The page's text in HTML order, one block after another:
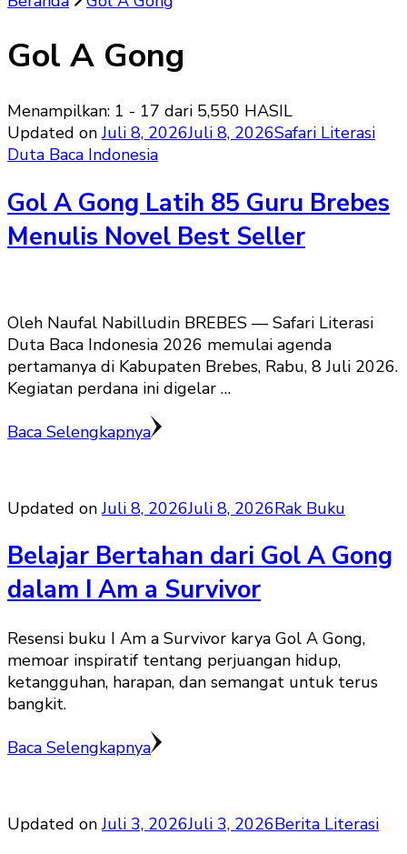
Gol A Gong
Menampilkan: 1 - 17 dari 5,550 HASIL
Updated onJuli 8, 2026Juli 8, 2026Safari Literasi
Duta Baca Indonesia
Gol A Gong Latih 85 Guru Brebes
Menulis Novel Best Seller
Oleh Naufal Nabilludin BREBES — Safari Literasi
Duta Baca Indonesia 2026 memulai agenda
pertamanya di Kabupaten Brebes, Rabu, 8 Juli 2026.
Kegiatan perdana ini digelar …
Baca Selengkapnya
Updated onJuli 8, 2026Juli 8, 2026Rak Buku
Belajar Bertahan dari Gol A Gong
dalam I Am a Survivor
Resensi buku I Am a Survivor karya Gol A Gong,
memoar inspiratif tentang perjuangan hidup,
ketangguhan, harapan, dan semangat untuk terus
bangkit.
Baca Selengkapnya
Updated onJuli 3, 2026Juli 3, 2026Berita Literasi